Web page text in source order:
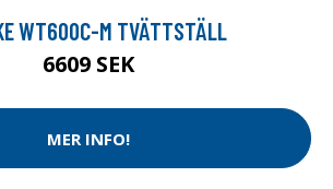
WT600C-M TVÄTTSTÄLL
6609 SEK
MER INFO!